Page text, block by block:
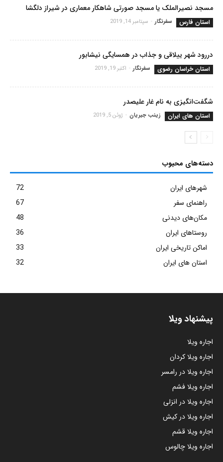
مسجد نصیرالملک یا مسجد صورتی شاهکار معماری در شیراز دلگشا
استان فارس سفرنگار - سپتامبر 14, 2019
دررود شهر ییلاقی و جذاب در همسایگی نیشابور
استان خراسان رضوی سفرنگار - اکتبر 19, 2019
شگفت‌انگیزی به نام غار علیصدر
استان های ایران زینب جیریان - ژوئن 5, 2019
دسته‌های محبوب
شهرهای ایران
72
راهنمای سفر
67
مکان‌های دیدنی
48
روستاهای ایران
36
اماکن تاریخی ایران
33
استان های ایران
32
پیشنهاد ویلا
اجاره ویلا
اجاره ویلا کردان
اجاره ویلا در رامسر
اجاره ویلا فشم
اجاره ویلا در انزلی
اجاره ویلا در کیش
اجاره ویلا قشم
اجاره ویلا چالوس